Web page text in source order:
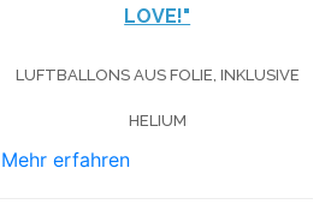
LOVE!"
LUFTBALLONS AUS FOLIE, INKLUSIVE
HELIUM
Mehr erfahren